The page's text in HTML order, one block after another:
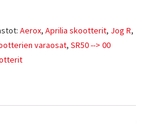
Aerox, Aprilia skootterit, Jog R,
varaosat, SR50 --> 00